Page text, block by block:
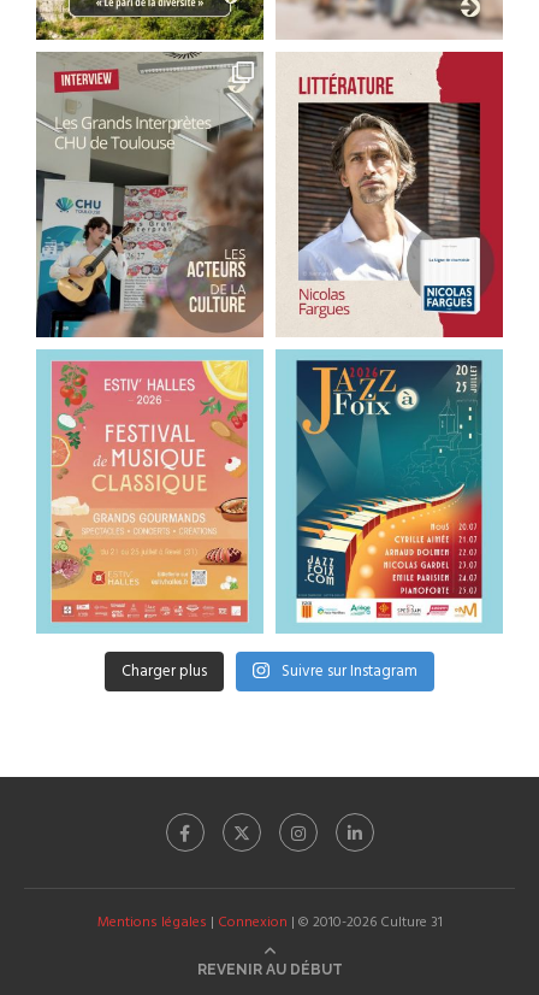
Charger plus Suivre sur Instagram
Mentions légales | Connexion | © 2010-2026 Culture 31
REVENIR AU DÉBUT